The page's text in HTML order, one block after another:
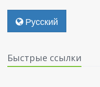
Русский
Быстрые ссылки